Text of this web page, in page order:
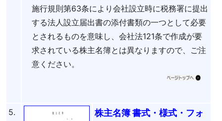
施行規則第63条により会社設立時に税務署に提出
する法人設立届出書の添付書類の一つとして必要
とされるものを意味し、会社法121条で作成が要
求されている株主名簿とは異なりますので、ご注
意ください。
5.
株主名簿 書式・様式・フォ